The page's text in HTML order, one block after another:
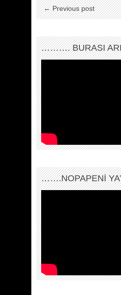
← Previous post
………. BURASI
…….NOPAPENİ